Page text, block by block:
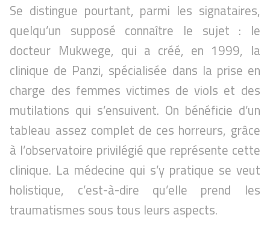
Se distingue pourtant, parmi les signataires,
quelqu’un supposé connaître le sujet : le
docteur Mukwege, qui a créé, en 1999, la
clinique de Panzi, spécialisée dans la prise en
charge des femmes victimes de viols et des
mutilations qui s’ensuivent. On bénéficie d’un
tableau assez complet de ces horreurs, grâce
à l’observatoire privilégié que représente cette
clinique. La médecine qui s’y pratique se veut
holistique, c’est-à-dire qu’elle prend les
traumatismes sous tous leurs aspects.